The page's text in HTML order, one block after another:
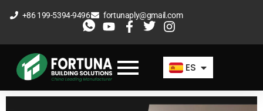
+86 199-5394-9496 fortunaply@gmail.com
ES
FR
AR